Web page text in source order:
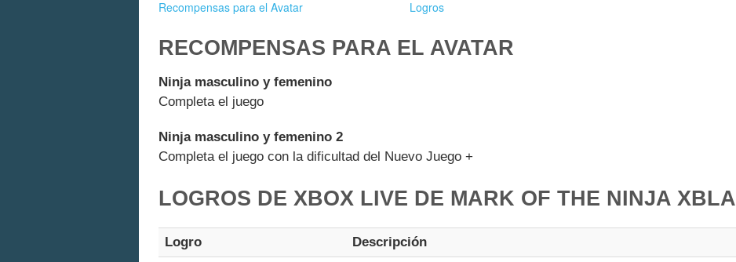
Recompensas para el Avatar Logros
RECOMPENSAS PARA EL AVATAR
Ninja masculino y femenino
Completa el juego
Ninja masculino y femenino 2
Completa el juego con la dificultad del Nuevo Juego +
LOGROS DE XBOX LIVE DE MARK OF THE NINJA XBLA
Logro Descripción